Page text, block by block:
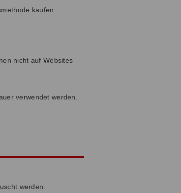
kaufen.
nicht auf Websites
verwendet werden.
werden.